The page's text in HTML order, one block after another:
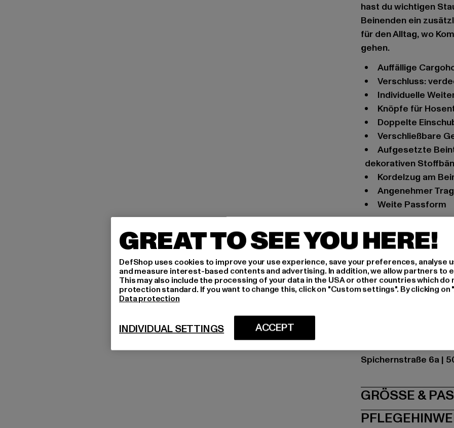
hast du wichtigen
Beinenden ein
für den Alltag, wo
gehen.
Auffällige
Verschluss:
Individuelle
Knöpfe für
Doppelte
Verschließbare
Aufgesetzte Beintaschen mit Druckknopfverschluss und
dekorativen
Kordelzug am
Angenehmer
Weite Passform
Schnitt: Regular-Fit
Marke: Brandit
Kat.: Cargo Trousers
Farbe: schwarz
Hersteller Farbe:
Spichernstraße 6a |
GRÖSSE
GREAT TO SEE YOU HERE!
DefShop uses cookies to improve your use experience, save your preferences, analyse
and measure interest-based contents and advertising. In addition, we allow partners to
This may also include the processing of your data in the USA or other countries which do
protection standard. If you want to change this, click on "Custom settings". By clicking
Data protection
ACCEPT
INDIVIDUAL SETTINGS